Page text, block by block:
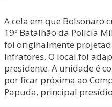
A cela em que Bolsonaro
19º Batalhão da Polícia
foi originalmente
infratores. O local foi
presidente. A unidade é
por ficar próxima ao
Papuda, principal